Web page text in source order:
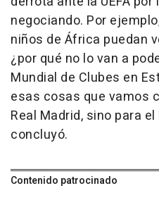
negociando. Por
niños de África puedan
¿por qué no lo van a
Mundial de Clubes en
esas cosas que vamos
Real Madrid, sino para
concluyó.
Contenido patrocinado